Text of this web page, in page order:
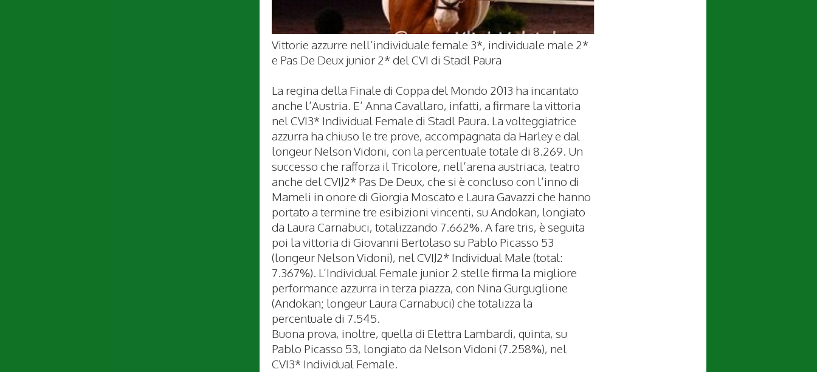
Vittorie azzurre nell’individuale female 3*, individuale male 2*
e Pas De Deux junior 2* del CVI di Stadl Paura
La regina della Finale di Coppa del Mondo 2013 ha incantato
anche l’Austria. E’ Anna Cavallaro, infatti, a firmare la vittoria
nel CVI3* Individual Female di Stadl Paura. La volteggiatrice
azzurra ha chiuso le tre prove, accompagnata da Harley e dal
longeur Nelson Vidoni, con la percentuale totale di 8.269. Un
successo che rafforza il Tricolore, nell’arena austriaca, teatro
anche del CVIJ2* Pas De Deux, che si è concluso con l’inno di
Mameli in onore di Giorgia Moscato e Laura Gavazzi che hanno
portato a termine tre esibizioni vincenti, su Andokan, longiato
da Laura Carnabuci, totalizzando 7.662%. A fare tris, è seguita
poi la vittoria di Giovanni Bertolaso su Pablo Picasso 53
(longeur Nelson Vidoni), nel CVIJ2* Individual Male (total:
7.367%). L’Individual Female junior 2 stelle firma la migliore
performance azzurra in terza piazza, con Nina Gurguglione
(Andokan; longeur Laura Carnabuci) che totalizza la
percentuale di 7.545.
Buona prova, inoltre, quella di Elettra Lambardi, quinta, su
Pablo Picasso 53, longiato da Nelson Vidoni (7.258%), nel
CVI3* Individual Female.